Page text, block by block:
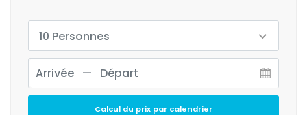
10 Personnes
Calcul du prix par calendrier